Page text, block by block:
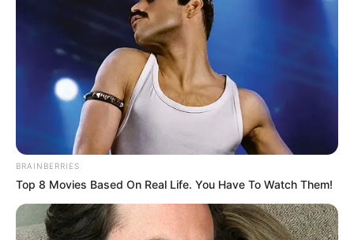
Ειδήσεις —Συχνές Ερωτήσεις
Ποιες ειδήσεις καλύπτει καθημερινά το Newstok;
Πόσο γρήγορα δημοσιεύονται οι έκτακτες ειδήσεις;
Προσφέρετε ενημέρωση για την Πολιτική και την
Οικονομία;
BRAINBERRIES
Top 8 Movies Based On Real Life. You Have To Watch Them!